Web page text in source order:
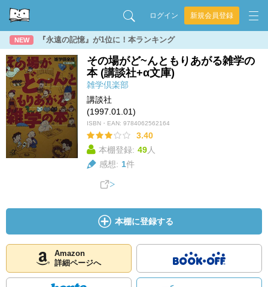
ログイン 新規会員登録
NEW 『永遠の記憶』が1位に！本ランキング
その場がど~んともりあがる雑学の
本 (講談社+α文庫)
雑学倶楽部
講談社
(1997.01.01)
ISBN・EAN: 9784062562164
3.40
本棚登録: 49人
感想: 1件
本棚に登録する
Amazon
詳細ページへ